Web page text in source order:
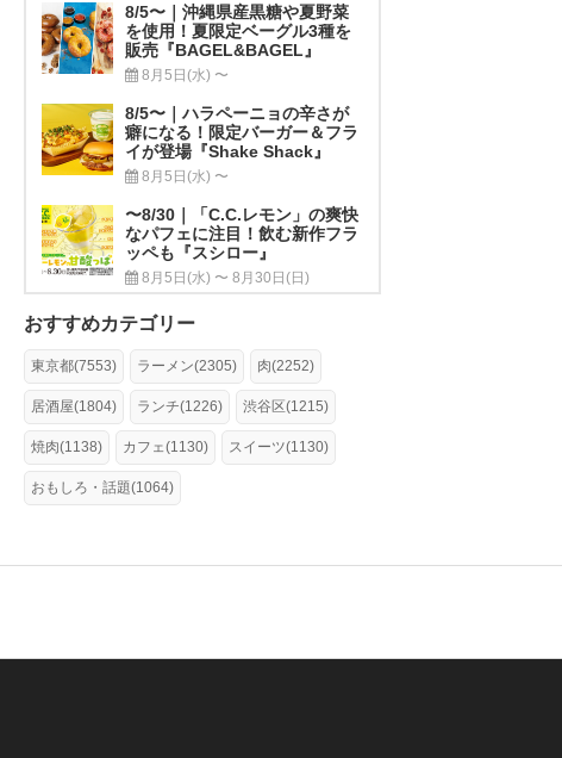
8/5〜｜沖縄県産黒糖や夏野菜
を使用！夏限定ベーグル3種を
販売『BAGEL&BAGEL』
8月5日(水) 〜
8/5〜｜ハラペーニョの辛さが
癖になる！限定バーガー＆フラ
イが登場『Shake Shack』
8月5日(水) 〜
〜8/30｜「C.C.レモン」の爽快
なパフェに注目！飲む新作フラ
ッペも『スシロー』
8月5日(水) 〜 8月30日(日)
おすすめカテゴリー
東京都(7553) ラーメン(2305) 肉(2252)
居酒屋(1804) ランチ(1226) 渋谷区(1215)
焼肉(1138) カフェ(1130) スイーツ(1130)
おもしろ・話題(1064)